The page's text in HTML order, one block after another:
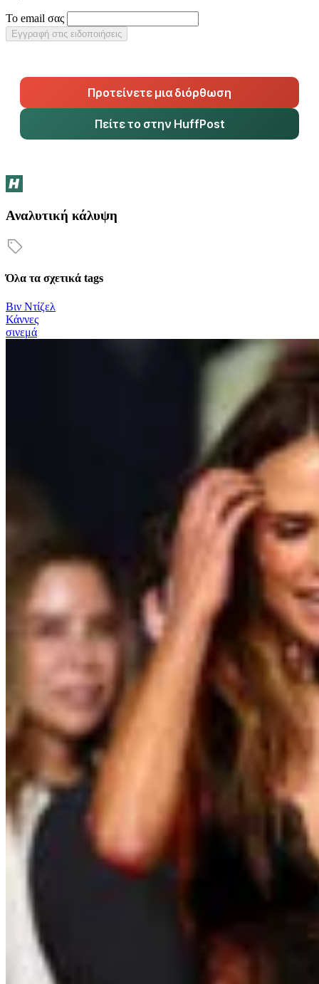
Το email σας
Εγγραφή στις ειδοποιήσεις
Προτείνετε μια διόρθωση
Πείτε το στην HuffPost
Αναλυτική κάλυψη
Όλα τα σχετικά tags
Βιν Ντίζελ
Κάννες
σινεμά